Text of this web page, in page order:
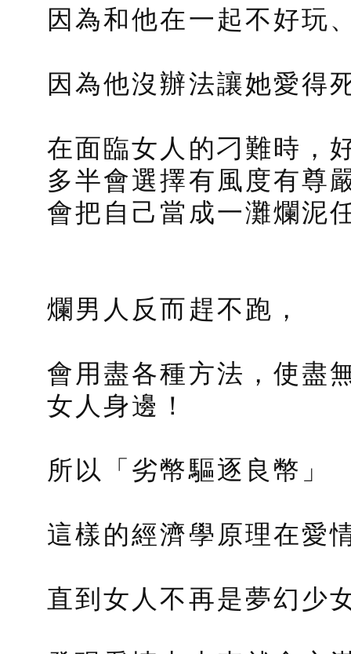
因為和他在一起不好玩
因為他沒辦法讓她愛得
在面臨女人的刁難時，
多半會選擇有風度有尊
會把自己當成一灘爛泥
爛男人反而趕不跑，
會用盡各種方法，使盡
女人身邊！
所以「劣幣驅逐良幣」
這樣的經濟學原理在愛
直到女人不再是夢幻少